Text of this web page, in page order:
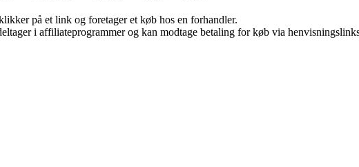
på et link og foretager et køb hos en forhandler.
i affiliateprogrammer og kan modtage betaling for køb via